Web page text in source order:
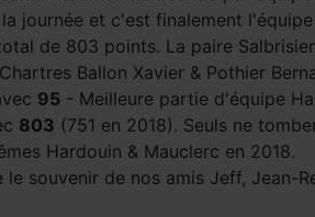
journée et c'est finalement
de 803 points. La paire
Ballon Xavier & Pothier
95 - Meilleure partie d'équipe
803 (751 en 2018). Seuls ne
Hardouin & Mauclerc en 2018.
souvenir de nos amis Jeff, Jean-